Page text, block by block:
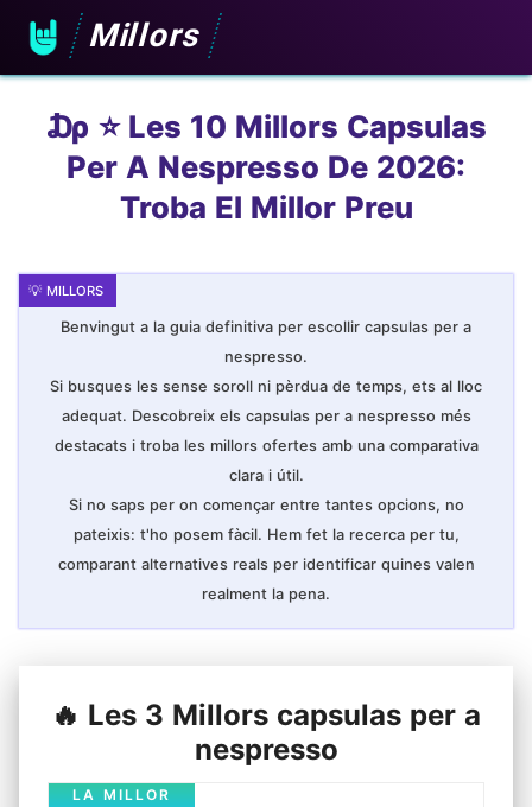
Millors
₯ ⭐️ Les 10 Millors Capsulas
Per A Nespresso De 2026:
Troba El Millor Preu
Benvingut a la guia definitiva per escollir capsulas per a
nespresso.
Si busques les sense soroll ni pèrdua de temps, ets al lloc
adequat. Descobreix els capsulas per a nespresso més
destacats i troba les millors ofertes amb una comparativa
clara i útil.
Si no saps per on començar entre tantes opcions, no
pateixis: t'ho posem fàcil. Hem fet la recerca per tu,
comparant alternatives reals per identificar quines valen
realment la pena.
🔥 Les 3 Millors capsulas per a
nespresso
LA MILLOR